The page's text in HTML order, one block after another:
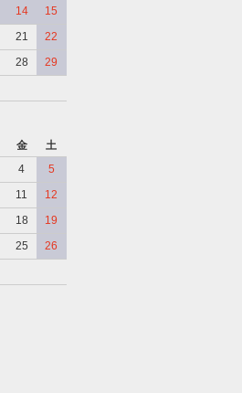
14
15
21
22
28
29
金
土
4
5
11
12
18
19
25
26